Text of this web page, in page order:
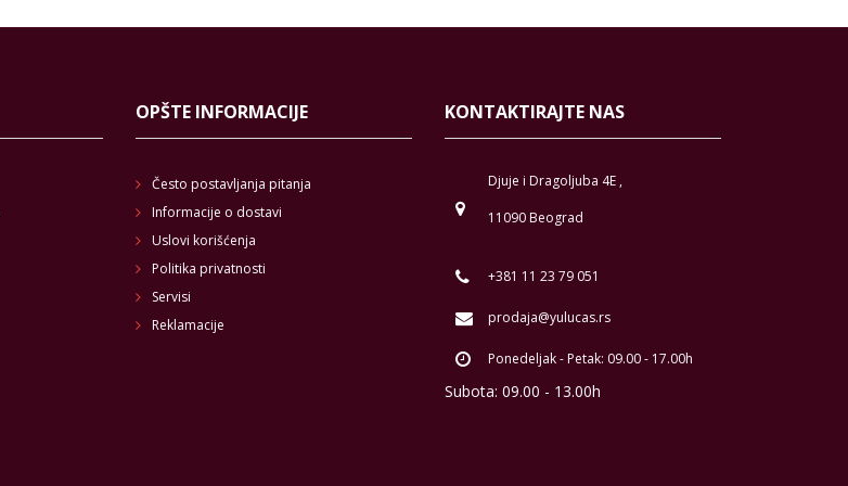
OPŠTE INFORMACIJE
Često postavljanja pitanja
Informacije o dostavi
Uslovi korišćenja
Politika privatnosti
Servisi
Reklamacije
KONTAKTIRAJTE NAS
Djuje i Dragoljuba 4E ,
11090 Beograd
+381 11 23 79 051
prodaja@yulucas.rs
Ponedeljak - Petak: 09.00 - 17.00h
Subota: 09.00 - 13.00h